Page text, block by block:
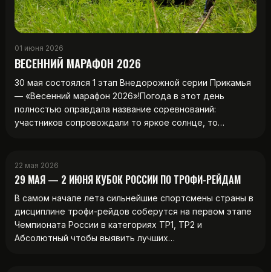
01 июня 2026
ВЕСЕННИЙ МАРАФОН 2026
30 мая состоялся 1 этап Внедорожной серии Прикамья
— «Весенний марафон 2026»!Погода в этот день
полностью оправдала название соревнований:
участников сопровождали то яркое солнце, то…
22 мая 2026
29 МАЯ — 2 ИЮНЯ КУБОК РОССИИ ПО ТРОФИ-РЕЙДАМ
В самом начале лета сильнейшие спортсмены страны в
дисциплине трофи-рейдов соберутся на первом этапе
Чемпионата России в категориях ТР1, ТР2 и
Абсолютный чтобы выявить лучших…